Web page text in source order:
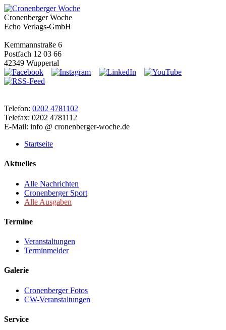
Cronenberger Woche
Echo Verlags-GmbH
Kemmannstraße 6
Postfach 12 03 66
42349 Wuppertal
Telefon: 0202 4781102
Telefax: 0202 4781112
E-Mail: info @ cronenberger-woche.de
Startseite
Aktuelles
Alle Nachrichten
Cronenberger Sport
Alle Ausgaben
Termine
Veranstaltungen
Terminmelder
Galerie
Cronenberger Fotos
CW-Veranstaltungen
Service